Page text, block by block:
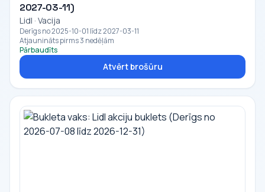
2027-03-11)
Lidl · Vacija
Derīgs no 2025-10-01 līdz 2027-03-11
Atjaunināts pirms 3 nedēļām
Pārbaudīts
Atvērt brošūru